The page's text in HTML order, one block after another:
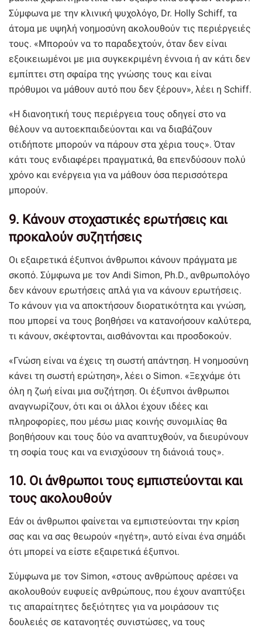
Σύμφωνα με την κλινική ψυχολόγο, Dr. Holly Schiff, τα
άτομα με υψηλή νοημοσύνη ακολουθούν τις περιέργειές
τους. «Μπορούν να το παραδεχτούν, όταν δεν είναι
εξοικειωμένοι με μια συγκεκριμένη έννοια ή αν κάτι δεν
εμπίπτει στη σφαίρα της γνώσης τους και είναι
πρόθυμοι να μάθουν αυτό που δεν ξέρουν», λέει η Schiff.
«Η διανοητική τους περιέργεια τους οδηγεί στο να
θέλουν να αυτοεκπαιδεύονται και να διαβάζουν
οτιδήποτε μπορούν να πάρουν στα χέρια τους». Όταν
κάτι τους ενδιαφέρει πραγματικά, θα επενδύσουν πολύ
χρόνο και ενέργεια για να μάθουν όσα περισσότερα
μπορούν.
9. Κάνουν στοχαστικές ερωτήσεις και
προκαλούν συζητήσεις
Οι εξαιρετικά έξυπνοι άνθρωποι κάνουν πράγματα με
σκοπό. Σύμφωνα με τον Andi Simon, Ph.D., ανθρωπολόγο
δεν κάνουν ερωτήσεις απλά για να κάνουν ερωτήσεις.
Το κάνουν για να αποκτήσουν διορατικότητα και γνώση,
που μπορεί να τους βοηθήσει να κατανοήσουν καλύτερα,
τι κάνουν, σκέφτονται, αισθάνονται και προσδοκούν.
«Γνώση είναι να έχεις τη σωστή απάντηση. Η νοημοσύνη
κάνει τη σωστή ερώτηση», λέει ο Simon. «Ξεχνάμε ότι
όλη η ζωή είναι μια συζήτηση. Οι έξυπνοι άνθρωποι
αναγνωρίζουν, ότι και οι άλλοι έχουν ιδέες και
πληροφορίες, που μέσω μιας κοινής συνομιλίας θα
βοηθήσουν και τους δύο να αναπτυχθούν, να διευρύνουν
τη σοφία τους και να ενισχύσουν τη διάνοιά τους».
10. Οι άνθρωποι τους εμπιστεύονται και
τους ακολουθούν
Εάν οι άνθρωποι φαίνεται να εμπιστεύονται την κρίση
σας και να σας θεωρούν «ηγέτη», αυτό είναι ένα σημάδι
ότι μπορεί να είστε εξαιρετικά έξυπνοι.
Σύμφωνα με τον Simon, «στους ανθρώπους αρέσει να
ακολουθούν ευφυείς ανθρώπους, που έχουν αναπτύξει
τις απαραίτητες δεξιότητες για να μοιράσουν τις
δουλειές σε κατανοητές συνιστώσες, να τους